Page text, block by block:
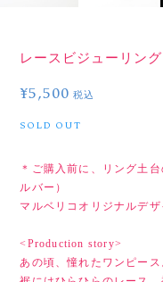
レースビジューリン
¥5,500 税込
SOLD OUT
＊ご購入前に、リング土
ルバー）
マルベリコオリジナルデザ
<Production story>
あの頃、憧れたワンピース